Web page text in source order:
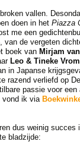
vallen.
doen in het Piazza
me een
van de vergeten
boek van Mirjam
Leo & Tineke
in Japanse
razend verliefd op
passie voor een
vond ik via
dus weinig
bladzijde: